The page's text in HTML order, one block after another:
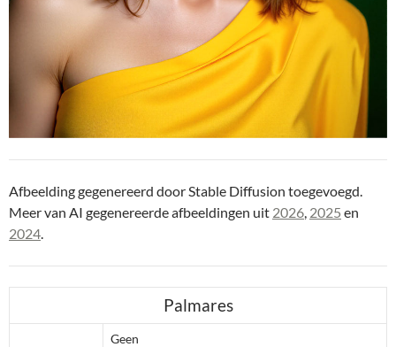
Afbeelding gegenereerd door Stable Diffusion toegevoegd.
Meer van AI gegenereerde afbeeldingen uit 2026, 2025 en
2024.
Palmares
Geen